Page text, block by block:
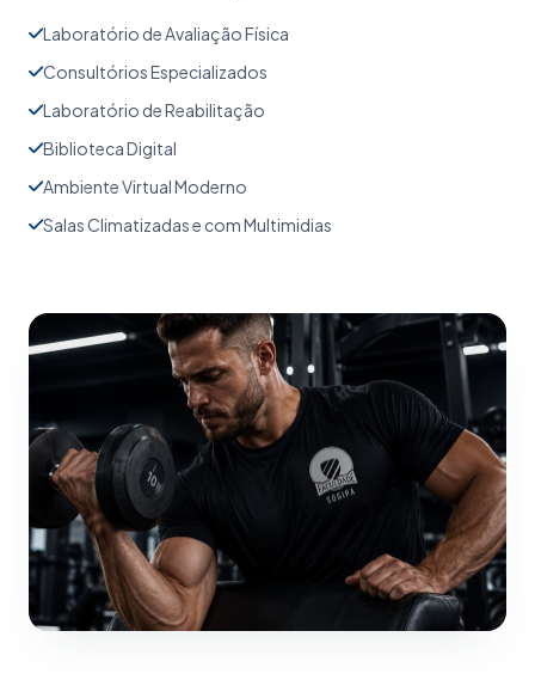
Laboratório de Avaliação Física
Consultórios Especializados
Laboratório de Reabilitação
Biblioteca Digital
Ambiente Virtual Moderno
Salas Climatizadas e com Multimidias